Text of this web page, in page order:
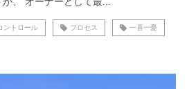
ントロール プロセス 一喜一憂